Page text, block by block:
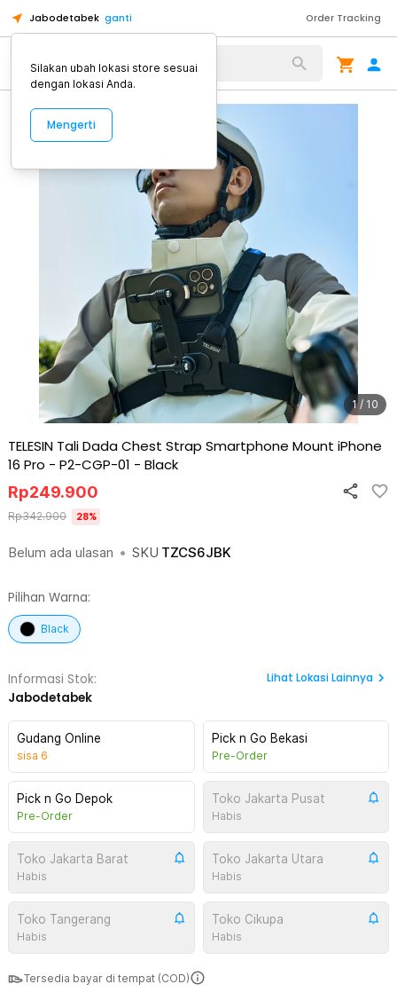
Jabodetabek ganti Order Tracking
Alat Kopi
1 / 10
TELESIN Tali Dada Chest Strap Smartphone Mount iPhone
16 Pro - P2-CGP-01 - Black
Belum ada ulasan • SKU TZCS6JBK
Rp249.900
Rp342.900 28%
Pilihan Warna:
Black
Informasi Stok:
Jabodetabek
Lihat Lokasi Lainnya
Gudang Online
sisa 6
Pick n Go Bekasi
Pre-Order
Pick n Go Depok
Pre-Order
Toko Jakarta Pusat
Habis
Toko Jakarta Barat
Habis
Toko Jakarta Utara
Habis
Toko Tangerang
Habis
Toko Cikupa
Habis
Tersedia bayar di tempat (COD)
Silakan ubah lokasi store sesuai
dengan lokasi Anda.
Mengerti